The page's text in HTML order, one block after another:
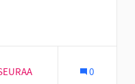
Seinäjoki
SEURAAJAA 0